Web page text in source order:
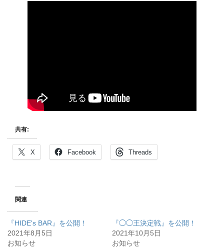
共有:
X Facebook Threads
関連
『HIDE's BAR』を公開！
2021年8月5日
お知らせ
『◯◯王決定戦』を公開！
2021年10月5日
お知らせ